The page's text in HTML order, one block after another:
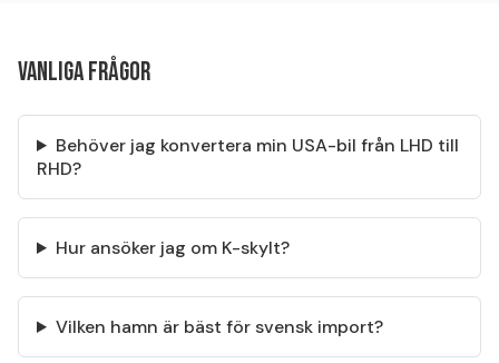
Vanliga frågor
Behöver jag konvertera min USA-bil från LHD till
RHD?
Hur ansöker jag om K-skylt?
Vilken hamn är bäst för svensk import?